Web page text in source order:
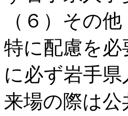
（６）その他
特に配慮を
に必ず岩手
来場の際は